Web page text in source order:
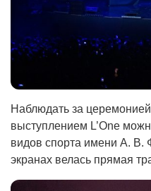
Наблюдать за
выступлением L’One
видов спорта имени А. В.
экранах велась прямая